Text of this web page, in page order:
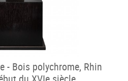
- Bois polychrome, Rhin